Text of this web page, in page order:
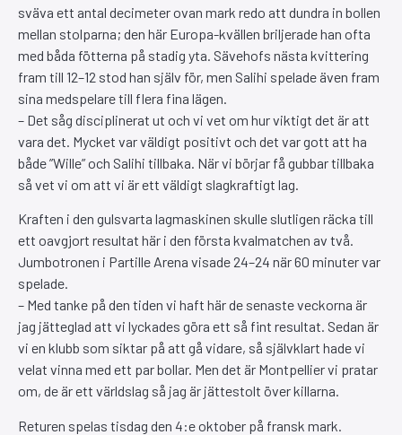
sväva ett antal decimeter ovan mark redo att dundra in bollen
mellan stolparna; den här Europa-kvällen briljerade han ofta
med båda fötterna på stadig yta. Sävehofs nästa kvittering
fram till 12–12 stod han själv för, men Salihi spelade även fram
sina medspelare till flera fina lägen.
– Det såg disciplinerat ut och vi vet om hur viktigt det är att
vara det. Mycket var väldigt positivt och det var gott att ha
både ”Wille” och Salihi tillbaka. När vi börjar få gubbar tillbaka
så vet vi om att vi är ett väldigt slagkraftigt lag.
Kraften i den gulsvarta lagmaskinen skulle slutligen räcka till
ett oavgjort resultat här i den första kvalmatchen av två.
Jumbotronen i Partille Arena visade 24–24 när 60 minuter var
spelade.
– Med tanke på den tiden vi haft här de senaste veckorna är
jag jätteglad att vi lyckades göra ett så fint resultat. Sedan är
vi en klubb som siktar på att gå vidare, så självklart hade vi
velat vinna med ett par bollar. Men det är Montpellier vi pratar
om, de är ett världslag så jag är jättestolt över killarna.
Returen spelas tisdag den 4:e oktober på fransk mark.